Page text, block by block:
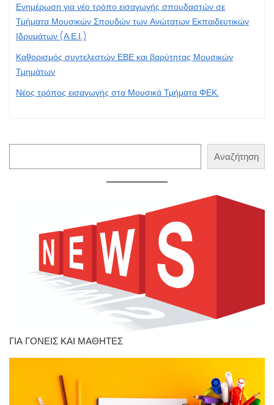
Ενημέρωση για νέο τρόπο εισαγωγής σπουδαστών σε
Τμήματα Μουσικών Σπουδών των Ανώτατων Εκπαιδευτικών
Ιδρυμάτων (Α.Ε.Ι.)
Καθορισμός συντελεστών ΕΒΕ και βαρύτητας Μουσικών
Τμημάτων
Νέος τρόπος εισαγωγής στα Μουσικά Τμήματα ΦΕΚ.
Αναζήτηση
ΓΙΑ ΓΟΝΕΙΣ ΚΑΙ ΜΑΘΗΤΕΣ